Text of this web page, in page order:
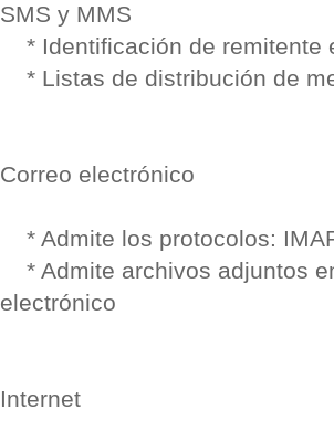
SMS y MMS
* Identificación de remitente
* Listas de distribución de
Correo electrónico
* Admite los protocolos:
* Admite archivos adjuntos
electrónico
Internet